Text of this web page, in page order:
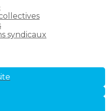
syndicaux